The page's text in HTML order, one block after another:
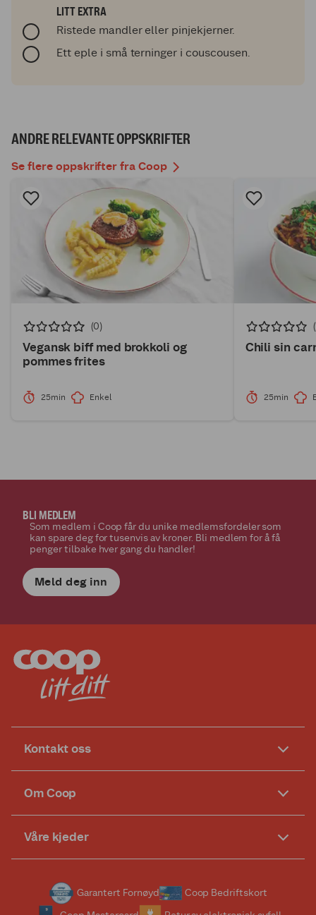
LITT EXTRA
Ristede mandler eller pinjekjerner.
Ett eple i små terninger i couscousen.
ANDRE RELEVANTE OPPSKRIFTER
Se flere oppskrifter fra Coop
(0)
Vegansk biff med brokkoli og
pommes frites
25min Enkel
Chili sin
25min
BLI MEDLEM
Som medlem i Coop får du unike medlemsfordeler som
kan spare deg for tusenvis av kroner. Bli medlem for å få
penger tilbake hver gang du handler!
Meld deg inn
Kontakt oss
Om Coop
Våre kjeder
Garantert Fornøyd
Coop Bedriftskort